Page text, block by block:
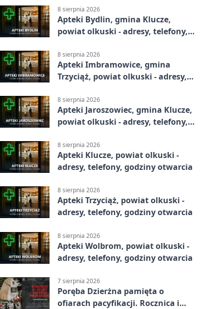
8 sierpnia 2026
Apteki Bydlin, gmina Klucze,
powiat olkuski - adresy, telefony,
8 sierpnia 2026
Apteki Imbramowice, gmina
Trzyciąż, powiat olkuski - adresy,
8 sierpnia 2026
Apteki Jaroszowiec, gmina Klucze,
powiat olkuski - adresy, telefony,
8 sierpnia 2026
Apteki Klucze, powiat olkuski -
adresy, telefony, godziny otwarcia
8 sierpnia 2026
Apteki Trzyciąż, powiat olkuski -
adresy, telefony, godziny otwarcia
8 sierpnia 2026
Apteki Wolbrom, powiat olkuski -
adresy, telefony, godziny otwarcia
7 sierpnia 2026
Poręba Dzierżna pamięta o
ofiarach pacyfikacji. Rocznica i